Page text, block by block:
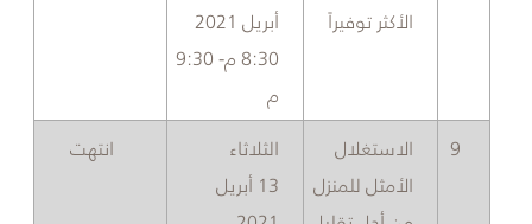
الأكثر توفيراً ​
أبريل 2021
8:30م- 9:30
م
​9
​الاستغلال
الأمثل للمنزل
​​​الثلاثاء
13 أبريل
​​انتهت